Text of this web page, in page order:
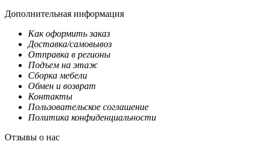
Дополнительная информация
Как оформить заказ
Доставка/самовывоз
Отправка в регионы
Подъем на этаж
Сборка мебели
Обмен и возврат
Контакты
Пользовательское соглашение
Политика конфиденциальности
Отзывы о нас